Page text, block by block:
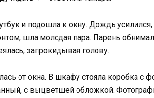
и подошла к окну. Дождь
шла молодая пара. Парень
запрокидывая голову.
от окна. В шкафу стояла коробка с
с выцветшей обложкой.